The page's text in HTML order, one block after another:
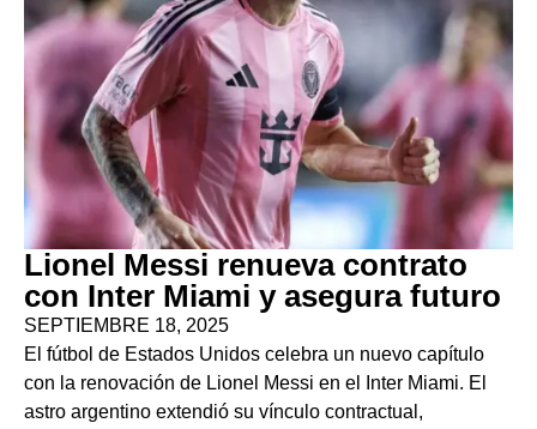
Lionel Messi renueva contrato
con Inter Miami y asegura futuro
SEPTIEMBRE 18, 2025
El fútbol de Estados Unidos celebra un nuevo capítulo
con la renovación de Lionel Messi en el Inter Miami. El
astro argentino extendió su vínculo contractual,